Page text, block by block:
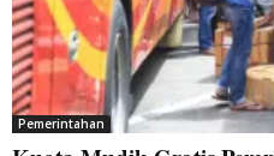
Pemerintahan